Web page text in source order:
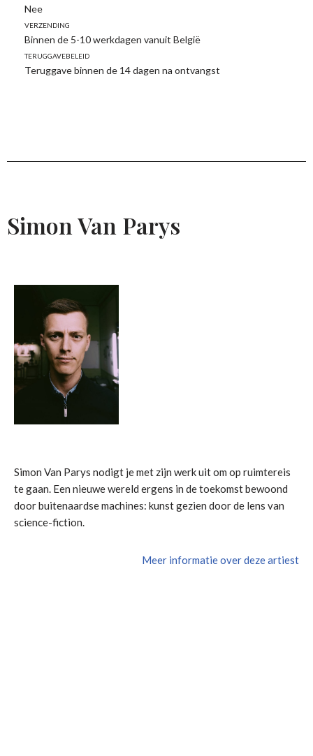
Nee
Verzending
Binnen de 5-10 werkdagen vanuit België
Teruggavebeleid
Teruggave binnen de 14 dagen na ontvangst
Simon Van Parys
Simon Van Parys nodigt je met zijn werk uit om op ruimtereis
te gaan. Een nieuwe wereld ergens in de toekomst bewoond
door buitenaardse machines: kunst gezien door de lens van
science-fiction.
Meer informatie over deze artiest